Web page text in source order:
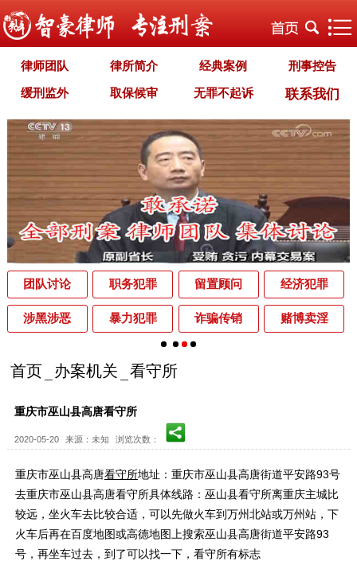
律师团队 律所简介 经典案例 刑事控告
缓刑监外 取保候审 无罪不起诉 联系我们
职务犯罪 经济犯罪 毒品犯罪 罪名专题
智豪文化 自首立功 首席律师致辞 智豪视野
刑罚种类 刑事法规 犯罪释义 刑事知识
法律援助 刑事资讯 刑事文书 案件动态
辩护词集 常见问题 办理中的案件 业务范围
为什么选择智豪 办案机关 中国法律讲堂 辨别伪专业
罪名解析库 网站地图
团队讨论 职务犯罪 留置顾问 经济犯罪
涉黑涉恶 暴力犯罪 诈骗传销 赌博卖淫
首页 办案机关 看守所
重庆市巫山县高唐看守所
2020-05-20 来源：未知 浏览次数：
重庆市巫山县高唐看守所地址：重庆市巫山县高唐街道平安路93号
去重庆市巫山县高唐看守所具体线路：巫山县看守所离重庆主城比
较远，坐火车去比较合适，可以先做火车到万州北站或万州站，下
火车后再在百度地图或高德地图上搜索巫山县高唐街道平安路93
号，再坐车过去，到了可以找一下，看守所有标志